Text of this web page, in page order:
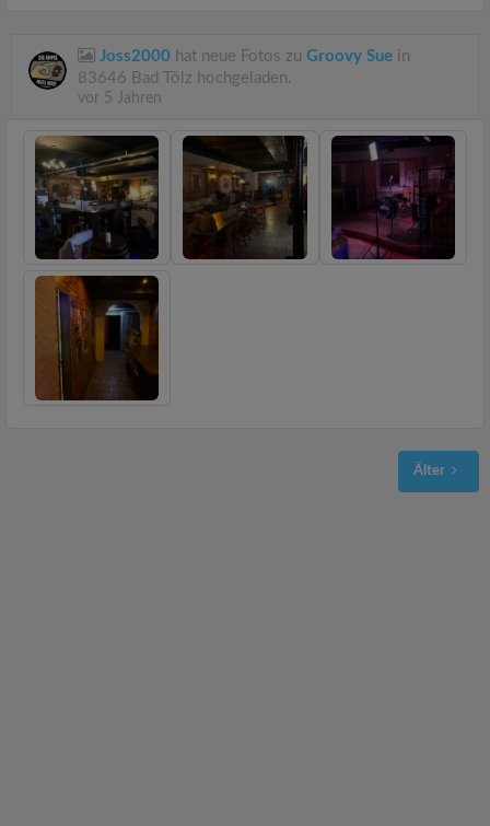
Joss2000 hat neue Fotos zu Groovy Sue in
83646 Bad Tölz hochgeladen.
vor 5 Jahren
Älter